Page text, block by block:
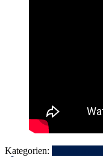
Kategorien: